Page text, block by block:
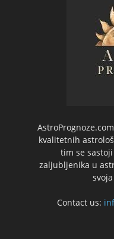
kvalitetnih
tim se
zaljubljenika u
Contact us: